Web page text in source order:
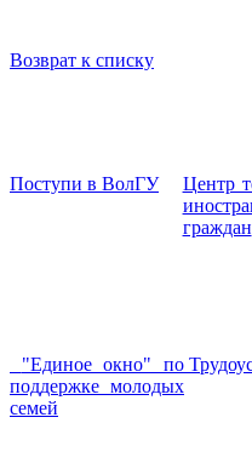
Возврат к списку
Поступи в ВолГУ
Центр
граждан
"Единое окно" по
поддержке молодых
семей